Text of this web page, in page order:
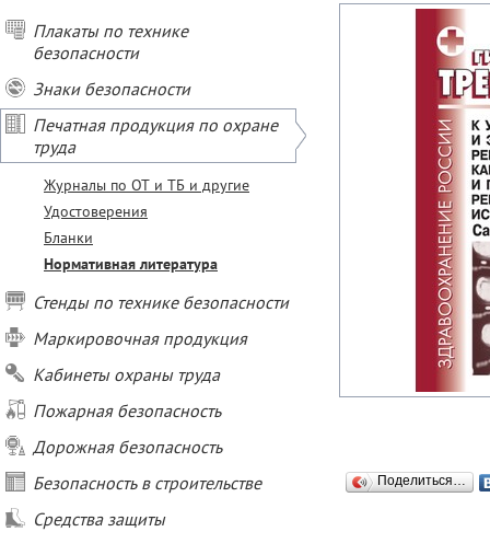
Плакаты по технике
безопасности
Знаки безопасности
Печатная продукция по охране
труда
Журналы по ОТ и ТБ и другие
Удостоверения
Бланки
Нормативная литература
Стенды по технике безопасности
Маркировочная продукция
Кабинеты охраны труда
Пожарная безопасность
Дорожная безопасность
Безопасность в строительстве
Средства защиты
Поделиться…